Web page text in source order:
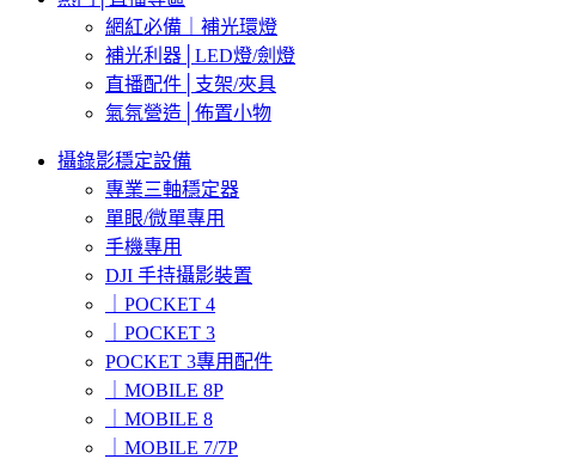
網紅必備｜補光環燈
補光利器│LED燈/劍燈
直播配件│支架/夾具
氣氛營造│佈置小物
攝錄影穩定設備
專業三軸穩定器
單眼/微單專用
手機專用
DJI 手持攝影裝置
｜POCKET 4
｜POCKET 3
POCKET 3專用配件
｜MOBILE 8P
｜MOBILE 8
｜MOBILE 7/7P